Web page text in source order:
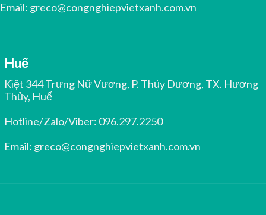
Email: greco@congnghiepvietxanh.com.vn
Huế
Kiệt 344 Trưng Nữ Vương, P. Thủy Dương, TX. Hương
Thủy, Huế
Hotline/Zalo/Viber: 096.297.2250
Email: greco@congnghiepvietxanh.com.vn